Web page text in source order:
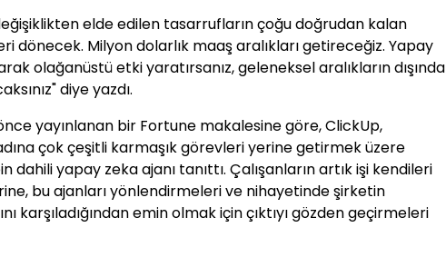
elde edilen tasarrufların çoğu doğrudan kalan
dönecek. Milyon dolarlık maaş aralıkları getireceğiz. Yapay
olağanüstü etki yaratırsanız, geleneksel aralıkların dışında
diye yazdı.
yayınlanan bir Fortune makalesine göre, ClickUp,
çok çeşitli karmaşık görevleri yerine getirmek üzere
dahili yapay zeka ajanı tanıttı. Çalışanların artık işi kendileri
bu ajanları yönlendirmeleri ve nihayetinde şirketin
karşıladığından emin olmak için çıktıyı gözden geçirmeleri